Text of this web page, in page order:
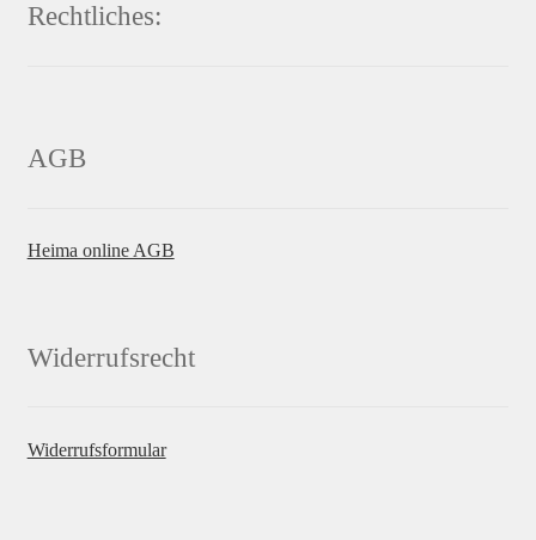
Rechtliches:
AGB
Heima online AGB
Widerrufsrecht
Widerrufsformular